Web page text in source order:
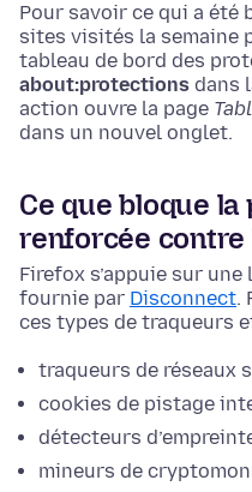
Pour savoir ce qui a été
sites visités la semaine
tableau de bord des
about:protections dans
action ouvre la page
dans un nouvel onglet.
Ce que bloque
renforcée contre
Firefox s’appuie sur
fournie par Disconnect.
ces types de traqueurs
traqueurs de réseaux
cookies de pistage
détecteurs
mineurs de